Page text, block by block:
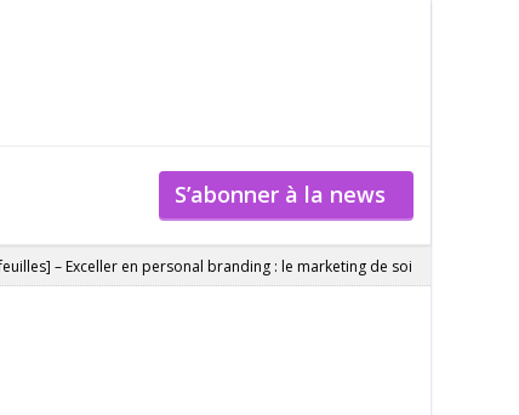
S’abonner à la news
– Exceller en personal branding : le marketing de soi